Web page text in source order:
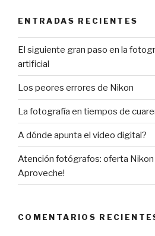
ENTRADAS RECIENTES
El siguiente gran paso en la
artificial
Los peores errores de Nikon
La fotografía en tiempos de
A dónde apunta el video digital?
Atención fotógrafos: oferta Nikon
Aproveche!
COMENTARIOS